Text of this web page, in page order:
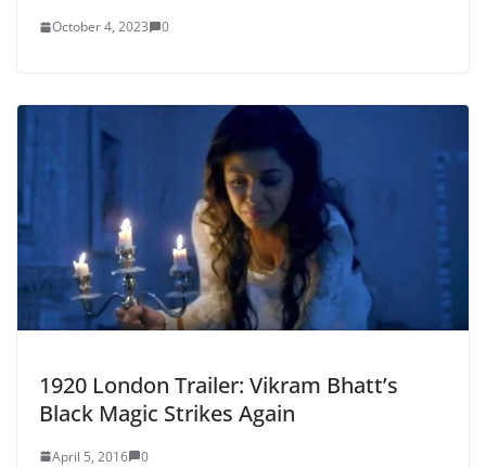
October 4, 2023 0
1920 London Trailer: Vikram Bhatt’s
Black Magic Strikes Again
April 5, 2016 0